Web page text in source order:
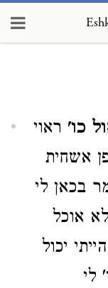
כו' ראוי
אשחית
בכאן לי
אוכל
יכול
לי